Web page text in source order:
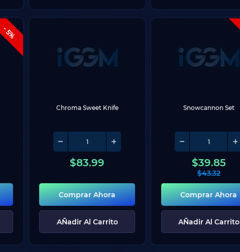
- 5%
Chroma Sweet Knife
$83.99
Comprar Ahora
AÑadir Al Carrito
Snowcannon Set
$39.85
$43.32
Comprar Ahora
AÑadir Al Carrito